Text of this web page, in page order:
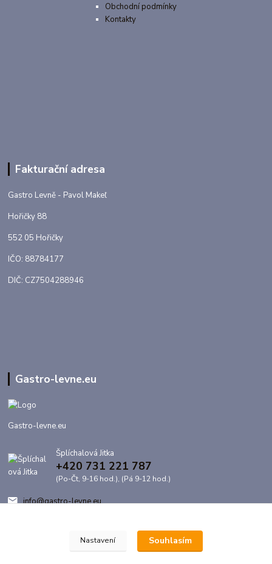
Obchodní podmínky
Kontakty
Fakturační adresa
Gastro Levně - Pavol Makeľ
Hořičky 88
552 05 Hořičky
IČO: 88784177
DIČ: CZ7504288946
Gastro-levne.eu
Gastro-levne.eu
Šplíchalová Jitka
+420 731 221 787
(Po-Čt, 9-16 hod.), (Pá 9-12 hod.)
info@gastro-levne.eu
Nastavení Souhlasím